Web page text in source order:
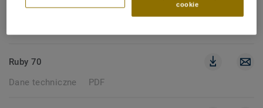
CLASSIC 40
Ruby 70
Dane techniczne
PDF
cookie